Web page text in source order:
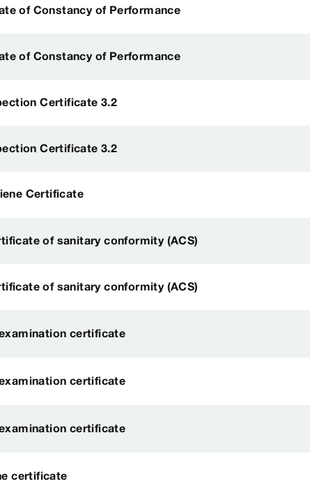
of Constancy of Performance
of Constancy of Performance
Certificate 3.2
Certificate 3.2
Certificate
of sanitary conformity (ACS)
of sanitary conformity (ACS)
certificate
certificate
certificate
certificate